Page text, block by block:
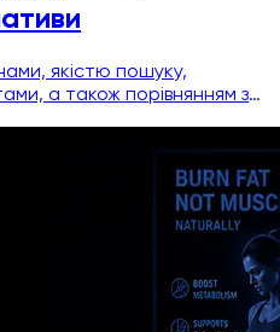
якістю пошуку,
а також порівнянням з